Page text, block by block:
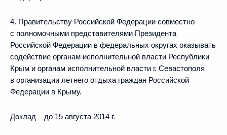
4. Правительству Российской Федерации совместно
с полномочными представителями Президента
Российской Федерации в федеральных округах оказывать
содействие органам исполнительной власти Республики
Крым и органам исполнительной власти г. Севастополя
в организации летнего отдыха граждан Российской
Федерации в Крыму.
Доклад – до 15 августа 2014 г.